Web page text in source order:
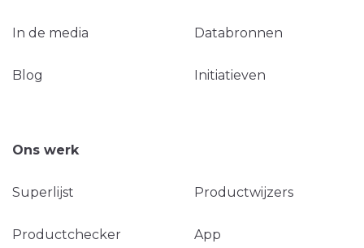
In de media Databronnen
Blog Initiatieven
Ons werk
Superlijst Productwijzers
Productchecker App